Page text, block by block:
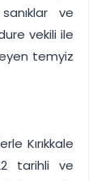
ve
vekili ile
temyiz
Kırıkkale
tarihli ve